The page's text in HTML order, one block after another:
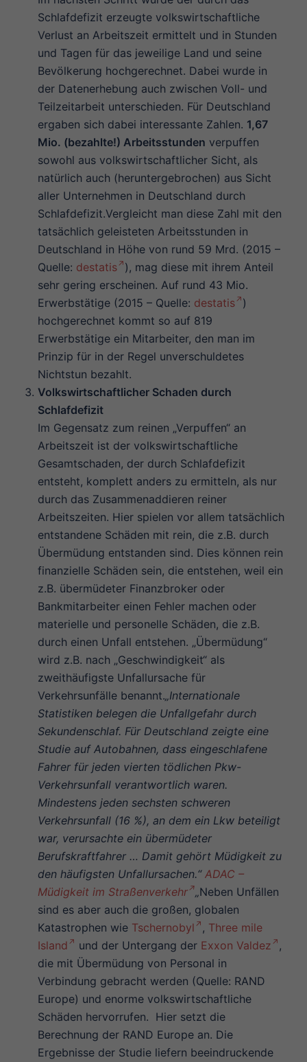
Schlafdefizit erzeugte volkswirtschaftliche
Verlust an Arbeitszeit ermittelt und in Stunden
und Tagen für das jeweilige Land und seine
Bevölkerung hochgerechnet. Dabei wurde in
der Datenerhebung auch zwischen Voll- und
Teilzeitarbeit unterschieden. Für Deutschland
ergaben sich dabei interessante Zahlen. 1,67
Mio. (bezahlte!) Arbeitsstunden verpuffen
sowohl aus volkswirtschaftlicher Sicht, als
natürlich auch (heruntergebrochen) aus Sicht
aller Unternehmen in Deutschland durch
Schlafdefizit.Vergleicht man diese Zahl mit den
tatsächlich geleisteten Arbeitsstunden in
Deutschland in Höhe von rund 59 Mrd. (2015 –
Quelle: destatis ), mag diese mit ihrem Anteil
sehr gering erscheinen. Auf rund 43 Mio.
Erwerbstätige (2015 – Quelle: destatis )
hochgerechnet kommt so auf 819
Erwerbstätige ein Mitarbeiter, den man im
Prinzip für in der Regel unverschuldetes
Nichtstun bezahlt.
Volkswirtschaftlicher Schaden durch
Schlafdefizit
Im Gegensatz zum reinen „Verpuffen“ an
Arbeitszeit ist der volkswirtschaftliche
Gesamtschaden, der durch Schlafdefizit
entsteht, komplett anders zu ermitteln, als nur
durch das Zusammenaddieren reiner
Arbeitszeiten. Hier spielen vor allem tatsächlich
entstandene Schäden mit rein, die z.B. durch
Übermüdung entstanden sind. Dies können rein
finanzielle Schäden sein, die entstehen, weil ein
z.B. übermüdeter Finanzbroker oder
Bankmitarbeiter einen Fehler machen oder
materielle und personelle Schäden, die z.B.
durch einen Unfall entstehen. „Übermüdung“
wird z.B. nach „Geschwindigkeit“ als
zweithäufigste Unfallursache für
Verkehrsunfälle benannt.„Internationale
Statistiken belegen die Unfallgefahr durch
Sekundenschlaf. Für Deutschland zeigte eine
Studie auf Autobahnen, dass eingeschlafene
Fahrer für jeden vierten tödlichen Pkw-
Verkehrsunfall verantwortlich waren.
Mindestens jeden sechsten schweren
Verkehrsunfall (16 %), an dem ein Lkw beteiligt
war, verursachte ein übermüdeter
Berufskraftfahrer … Damit gehört Müdigkeit zu
den häufigsten Unfallursachen.“ ADAC –
Müdigkeit im Straßenverkehr „Neben Unfällen
sind es aber auch die großen, globalen
Katastrophen wie Tschernobyl , Three mile
Island
und der Untergang der Exxon Valdez
,
die mit Übermüdung von Personal in
Verbindung gebracht werden (Quelle: RAND
Europe) und enorme volkswirtschaftliche
Schäden hervorrufen. Hier setzt die
Berechnung der RAND Europe an. Die
Ergebnisse der Studie liefern beeindruckende